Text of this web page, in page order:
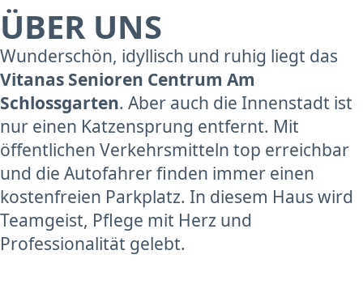
ÜBER UNS
Wunderschön, idyllisch und ruhig liegt das
Vitanas Senioren Centrum Am
Schlossgarten. Aber auch die Innenstadt ist
nur einen Katzensprung entfernt. Mit
öffentlichen Verkehrsmitteln top erreichbar
und die Autofahrer finden immer einen
kostenfreien Parkplatz. In diesem Haus wird
Teamgeist, Pflege mit Herz und
Professionalität gelebt.